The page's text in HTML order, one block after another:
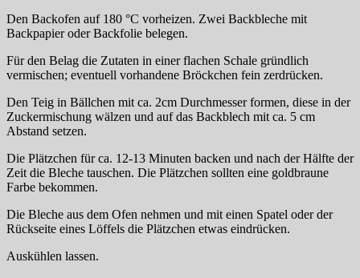
Den Backofen auf 180 °C vorheizen. Zwei Backbleche mit
Backpapier oder Backfolie belegen.
Für den Belag die Zutaten in einer flachen Schale gründlich
vermischen; eventuell vorhandene Bröckchen fein zerdrücken.
Den Teig in Bällchen mit ca. 2cm Durchmesser formen, diese in der
Zuckermischung wälzen und auf das Backblech mit ca. 5 cm
Abstand setzen.
Die Plätzchen für ca. 12-13 Minuten backen und nach der Hälfte der
Zeit die Bleche tauschen. Die Plätzchen sollten eine goldbraune
Farbe bekommen.
Die Bleche aus dem Ofen nehmen und mit einen Spatel oder der
Rückseite eines Löffels die Plätzchen etwas eindrücken.
Auskühlen lassen.